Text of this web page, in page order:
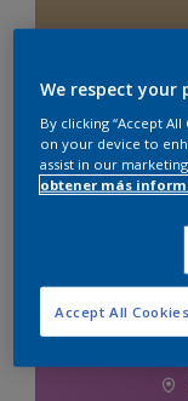
Tamaño
Cantidad
We respect your
By clicking “Accept
on your device to
assist in our
obtener más
Accept All Cookies